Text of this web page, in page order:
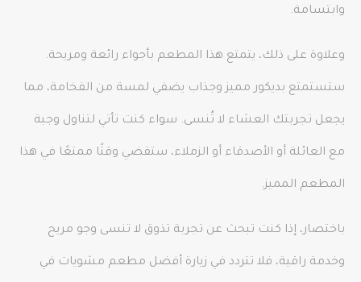
وابتسامة.
وعلاوة على ذلك، يتمتع هذا المطعم بأجواء رائعة ومريحة.
ستستمتع بديكور مميز وجذاب يضفي لمسة من الفخامة، مما
يجعل تجربتك العشاء لا تُنسى. سواء كنت تأتي لتناول وجبة
مع العائلة أو الأصدقاء أو الزملاء، ستقضي وقتًا ممتعًا في هذا
المطعم المميز.
باختصار، إذا كنت تبحث عن تجربة تذوق لا تنسى وجو مريح
وخدمة راقية، فلا تتردد في زيارة أفضل مطعم مشويات في